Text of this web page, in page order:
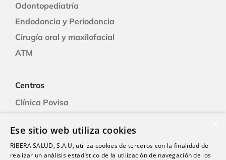
Odontopediatría
Endodoncia y Periodoncia
Cirugía oral y maxilofacial
ATM
Centros
Clínica Povisa
Ciudad Quesada
Clínica Cartagena
Ese sitio web utiliza cookies
RIBERA SALUD, S.A.U, utiliza cookies de terceros con la finalidad de
realizar un análisis estadístico de la utilización de navegación de los